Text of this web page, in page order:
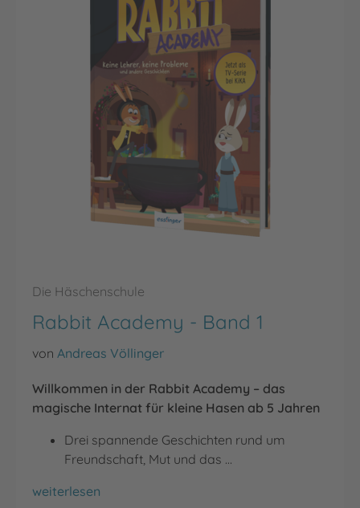
Die Häschenschule
Rabbit Academy - Band 1
von Andreas Völlinger
Willkommen in der Rabbit Academy – das
magische Internat für kleine Hasen ab 5 Jahren
Drei spannende Geschichten rund um
Freundschaft, Mut und das …
Rabbit Academy - Band 1
weiterlesen